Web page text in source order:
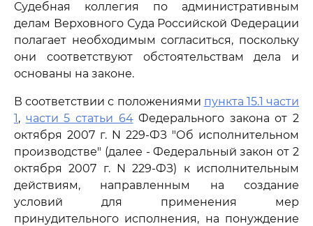
Судебная коллегия по административным
делам Верховного Суда Российской Федерации
полагает необходимым согласиться, поскольку
они соответствуют обстоятельствам дела и
основаны на законе.
В соответствии с положениями пункта 15.1 части
1, части 5 статьи 64Федерального закона от 2
октября 2007 г. N 229-ФЗ "Об исполнительном
производстве" (далее - Федеральный закон от 2
октября 2007 г. N 229-ФЗ) к исполнительным
действиям, направленным на создание
условий для применения мер
принудительного исполнения, на понуждение